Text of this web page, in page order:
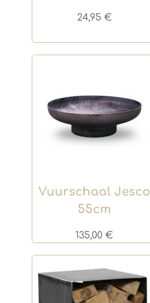
24,95 €
Vuurschaal Jesco
55cm
135,00€